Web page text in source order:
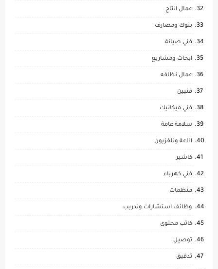
عمال انتاج
بنوك ومصارف
فني صيانة
ابحاث ومشاريع
عمال نظافه
فنيين
فني ميكانيك
سلامة عامة
اذاعة وتلفزيون
كاشير
فني كهرباء
منظمات
وظائف استشارات وتدريب
كاتب محتوى
توصيل
تدقيق